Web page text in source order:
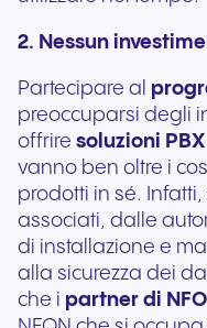
2. Nessun
Partecipare al
preoccuparsi degli
offrire soluzioni
vanno ben oltre i
prodotti in sé.
associati, dalle
di installazione e
alla sicurezza dei
che i partner di